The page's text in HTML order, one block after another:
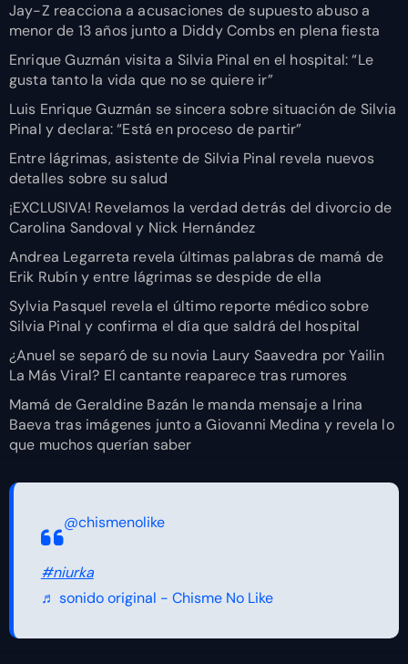
Jay-Z reacciona a acusaciones de supuesto abuso a
menor de 13 años junto a Diddy Combs en plena fiesta
Enrique Guzmán visita a Silvia Pinal en el hospital: “Le
gusta tanto la vida que no se quiere ir”
Luis Enrique Guzmán se sincera sobre situación de Silvia
Pinal y declara: “Está en proceso de partir”
Entre lágrimas, asistente de Silvia Pinal revela nuevos
detalles sobre su salud
¡EXCLUSIVA! Revelamos la verdad detrás del divorcio de
Carolina Sandoval y Nick Hernández
Andrea Legarreta revela últimas palabras de mamá de
Erik Rubín y entre lágrimas se despide de ella
Sylvia Pasquel revela el último reporte médico sobre
Silvia Pinal y confirma el día que saldrá del hospital
¿Anuel se separó de su novia Laury Saavedra por Yailin
La Más Viral? El cantante reaparece tras rumores
Mamá de Geraldine Bazán le manda mensaje a Irina
Baeva tras imágenes junto a Giovanni Medina y revela lo
que muchos querían saber
@chismenolike
#niurka
♬ sonido original - Chisme No Like